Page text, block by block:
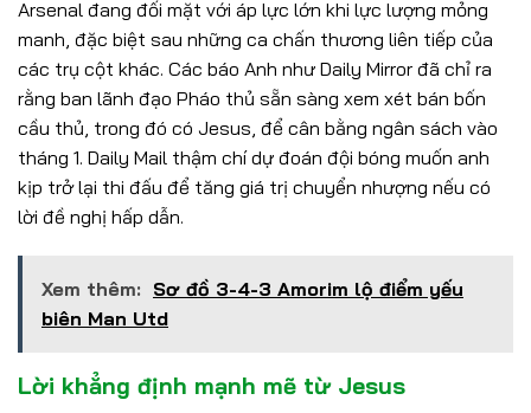
Arsenal đang đối mặt với áp lực lớn khi lực lượng mỏng
manh, đặc biệt sau những ca chấn thương liên tiếp của
các trụ cột khác. Các báo Anh như Daily Mirror đã chỉ ra
rằng ban lãnh đạo Pháo thủ sẵn sàng xem xét bán bốn
cầu thủ, trong đó có Jesus, để cân bằng ngân sách vào
tháng 1. Daily Mail thậm chí dự đoán đội bóng muốn anh
kịp trở lại thi đấu để tăng giá trị chuyển nhượng nếu có
lời đề nghị hấp dẫn.
Xem thêm: Sơ đồ 3-4-3 Amorim lộ điểm yếu
biên Man Utd
Lời khẳng định mạnh mẽ từ Jesus